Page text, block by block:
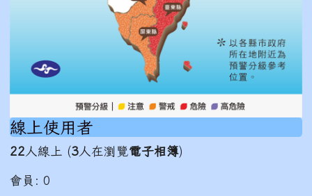
線上使用者
22 人線上 (3 人在瀏覽電子相簿)
會員: 0